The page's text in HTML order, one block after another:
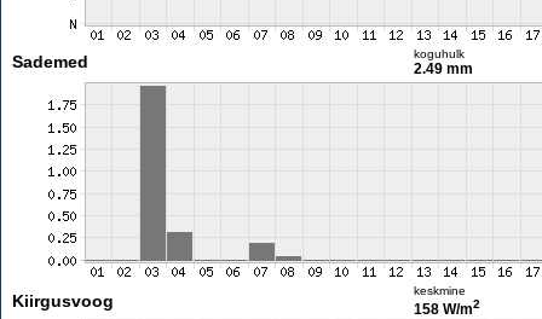
Sademed koguhulk
2.49 mm
Kiirgusvoog
keskmine
158 W/m2